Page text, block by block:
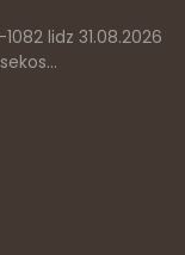
lidz 31.08.2026